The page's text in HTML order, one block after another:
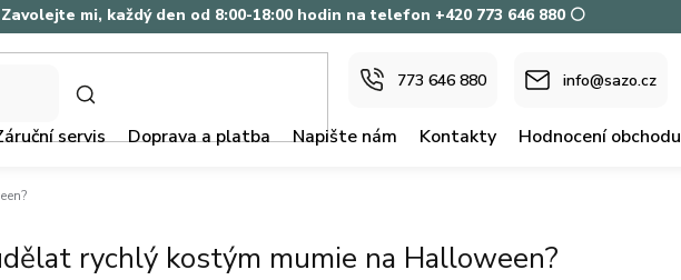
mi, každý den od 8:00-18:00 hodin na telefon +420 773 646 880 ⚪
773 646 880 info@sazo.cz
HLEDAT
servis Doprava a platba Napište nám Kontakty Hodnocení obchodu
rychlý kostým mumie na Halloween?